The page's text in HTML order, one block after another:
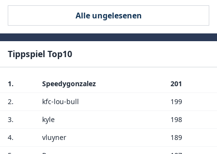
Alle ungelesenen
Tippspiel Top10
1. Speedygonzalez
201
2.
kfc-lou-bull
199
3.
kyle
198
4.
vluyner
189